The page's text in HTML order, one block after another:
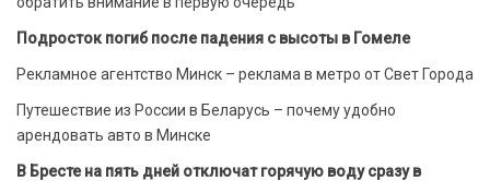
Подросток погиб после падения с высоты в Гомеле
Рекламное агентство Минск – реклама в метро от Свет Города
Путешествие из России в Беларусь – почему удобно
арендовать авто в Минске
В Бресте на пять дней отключат горячую воду сразу в